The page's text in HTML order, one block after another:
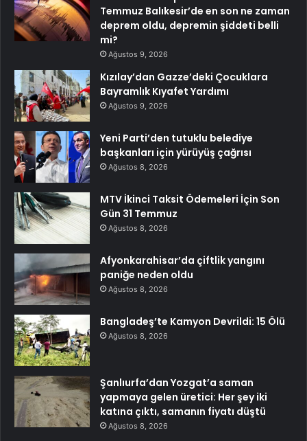
Temmuz Balıkesir’de en son ne zaman
deprem oldu, depremin şiddeti belli
mi?
Ağustos 9, 2026
Kızılay’dan Gazze’deki Çocuklara
Bayramlık Kıyafet Yardımı
Ağustos 9, 2026
Yeni Parti’den tutuklu belediye
başkanları için yürüyüş çağrısı
Ağustos 8, 2026
MTV İkinci Taksit Ödemeleri İçin Son
Gün 31 Temmuz
Ağustos 8, 2026
Afyonkarahisar’da çiftlik yangını
paniğe neden oldu
Ağustos 8, 2026
Bangladeş’te Kamyon Devrildi: 15 Ölü
Ağustos 8, 2026
Şanlıurfa’dan Yozgat’a saman
yapmaya gelen üretici: Her şey iki
katına çıktı, samanın fiyatı düştü
Ağustos 8, 2026